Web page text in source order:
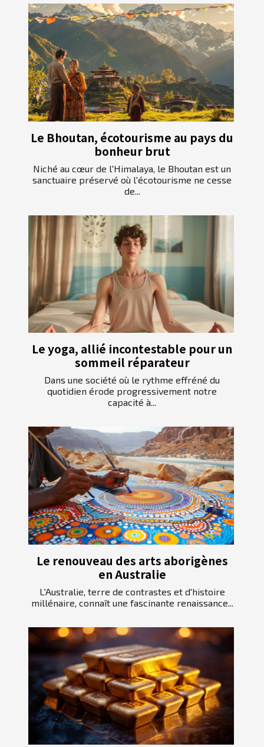
Le Bhoutan, écotourisme au pays du
bonheur brut
Niché au cœur de l'Himalaya, le Bhoutan est un
sanctuaire préservé où l'écotourisme ne cesse
de...
Le yoga, allié incontestable pour un
sommeil réparateur
Dans une société où le rythme effréné du
quotidien érode progressivement notre
capacité à...
Le renouveau des arts aborigènes
en Australie
L'Australie, terre de contrastes et d'histoire
millénaire, connaît une fascinante renaissance...